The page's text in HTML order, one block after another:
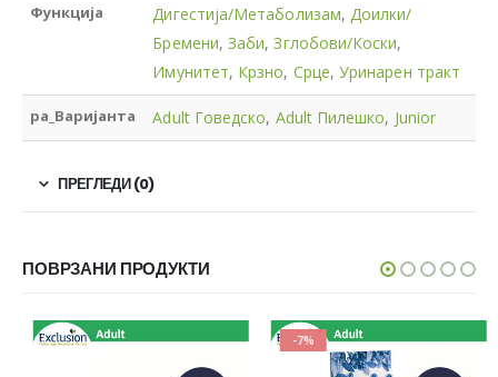
Функција Дигестија/Метаболизам, Доилки/
Бремени,Заби,Зглобови/Коски,
Имунитет, Крзно, Срце,Уринарен тракт
pa_Варијанта Adult Говедско, Adult Пилешко, Junior
ПРЕГЛЕДИ (0)
ПОВРЗАНИ ПРОДУКТИ
-7%